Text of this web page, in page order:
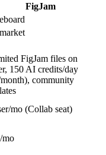
FigJam
FigJam files on
150 AI credits/day
community
mo (Collab seat)
mo